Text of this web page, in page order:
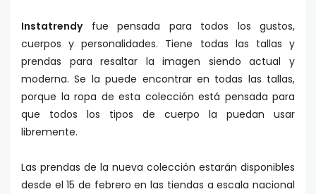
Instatrendyfue pensada para todos los gustos,
cuerpos y personalidades. Tiene todas las tallas y
prendas para resaltar la imagen siendo actual y
moderna. Se la puede encontrar en todas las tallas,
porque la ropa de esta colección está pensada para
que todos los tipos de cuerpo la puedan usar
libremente.
Las prendas de la nueva colección estarán disponibles
desde el 15 de febrero en las tiendas a escala nacional